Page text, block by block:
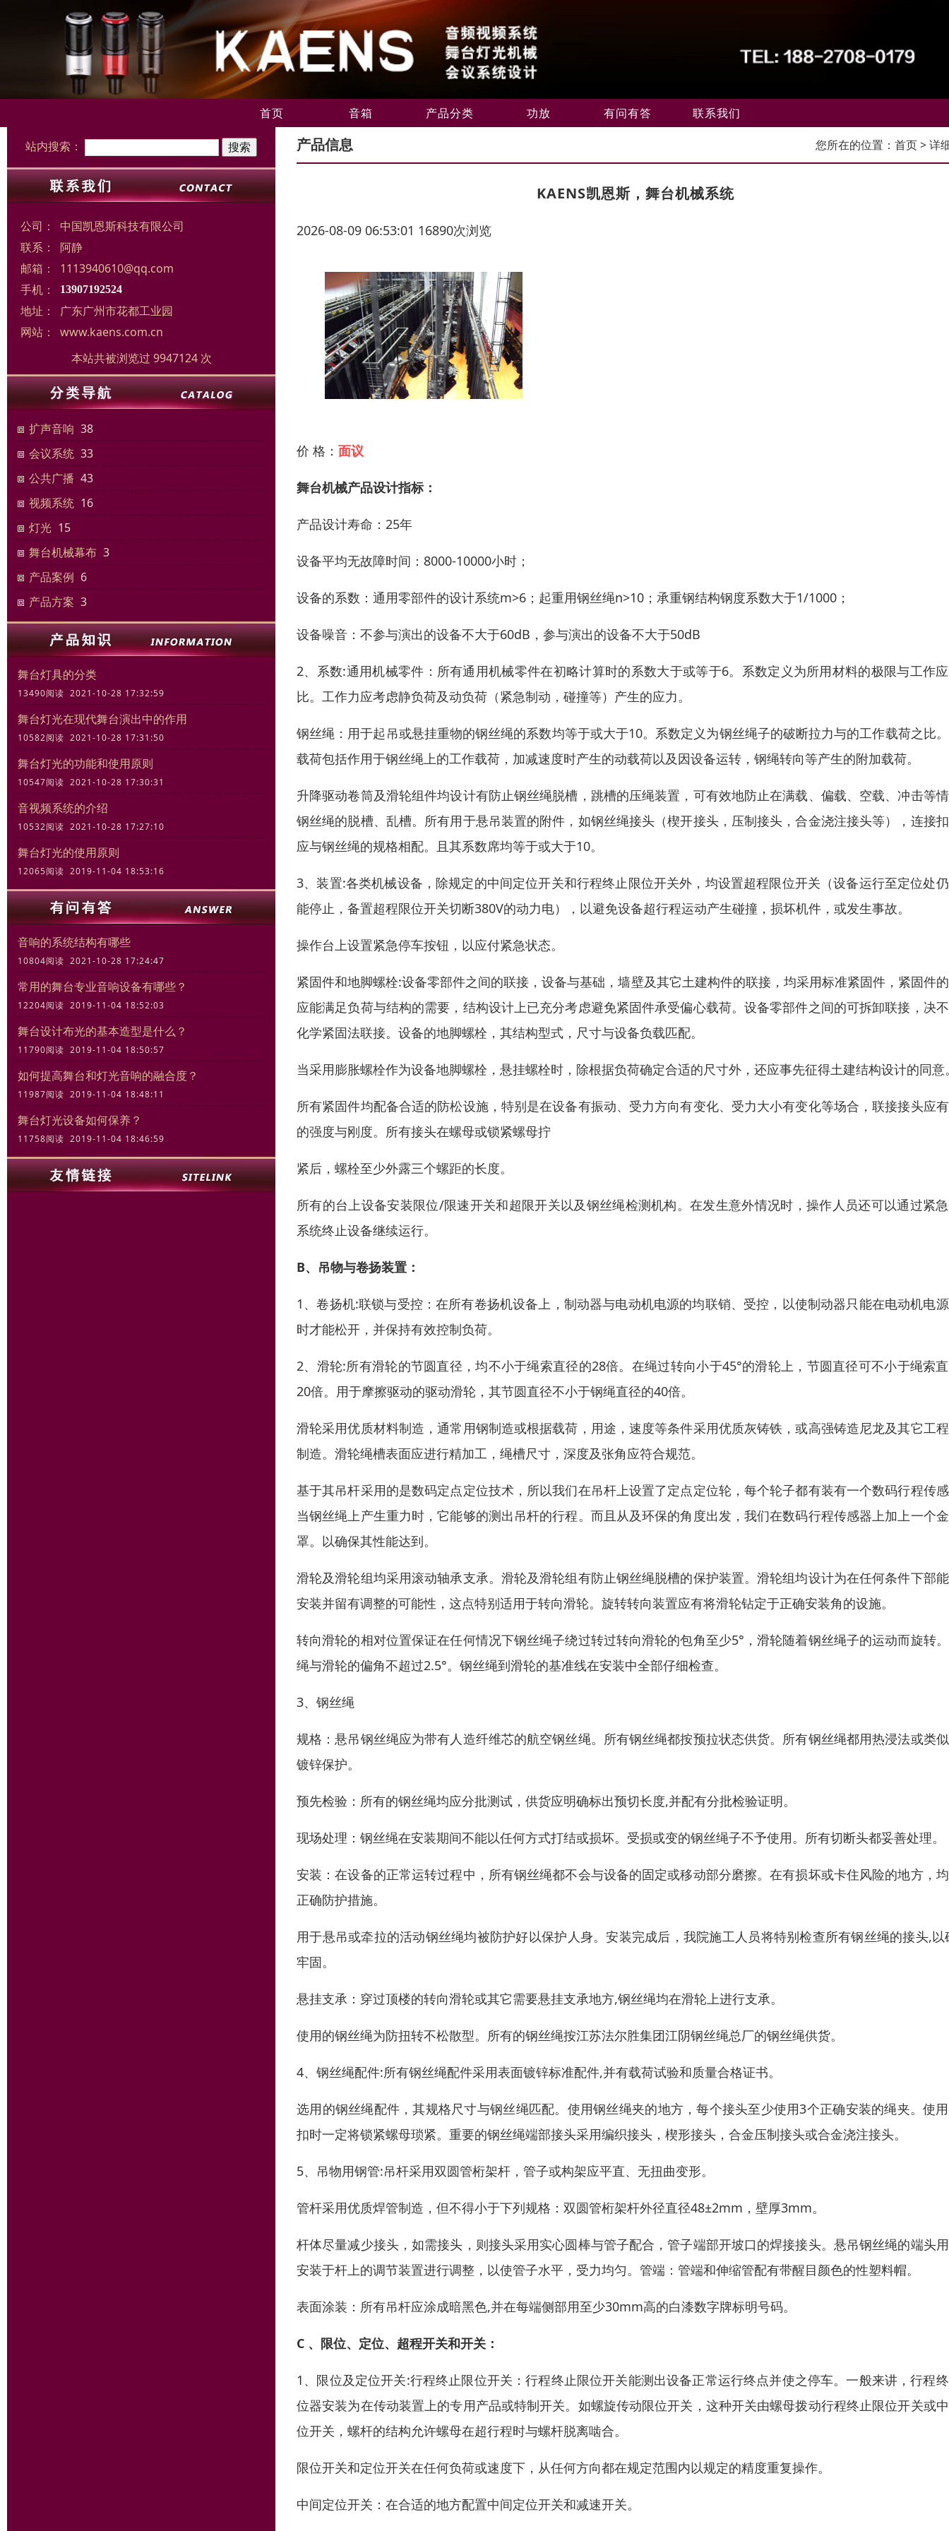
首页 音箱 产品分类 功放 有问有答 联系我们
站内搜索：
公司：
中国凯恩斯科技有限公司
联系：
阿静
邮箱：
1113940610@qq.com
手机：
13907192524
地址：
广东广州市花都工业园
网站：
www.kaens.com.cn
本站共被浏览过 9947124 次
扩声音响 38
会议系统 33
公共广播 43
视频系统 16
灯光 15
舞台机械幕布 3
产品案例 6
产品方案 3
舞台灯具的分类
13490阅读 2021-10-28 17:32:59
舞台灯光在现代舞台演出中的作用
10582阅读 2021-10-28 17:31:50
舞台灯光的功能和使用原则
10547阅读 2021-10-28 17:30:31
音视频系统的介绍
10532阅读 2021-10-28 17:27:10
舞台灯光的使用原则
12065阅读 2019-11-04 18:53:16
音响的系统结构有哪些
10804阅读 2021-10-28 17:24:47
常用的舞台专业音响设备有哪些？
12204阅读 2019-11-04 18:52:03
舞台设计布光的基本造型是什么？
11790阅读 2019-11-04 18:50:57
如何提高舞台和灯光音响的融合度？
11987阅读 2019-11-04 18:48:11
舞台灯光设备如何保养？
11758阅读 2019-11-04 18:46:59
产品信息 您所在的位置： 首页> 详
KAENS凯恩斯，舞台机械系统
2026-08-09 06:53:01 16890次浏览
价 格： 面议
舞台机械产品设计指标：
产品设计寿命：25年
设备平均无故障时间：8000-10000小时；
设备的系数：通用零部件的设计系统m>6；起重用钢丝绳n>10；承重钢结构钢度系数大于1/1000；
设备噪音：不参与演出的设备不大于60dB，参与演出的设备不大于50dB
2、系数:通用机械零件：所有通用机械零件在初略计算时的系数大于或等于6。系数定义为所用材料的极限与工作
比。工作力应考虑静负荷及动负荷（紧急制动，碰撞等）产生的应力。
钢丝绳：用于起吊或悬挂重物的钢丝绳的系数均等于或大于10。系数定义为钢丝绳子的破断拉力与的工作载荷之比
载荷包括作用于钢丝绳上的工作载荷，加减速度时产生的动载荷以及因设备运转，钢绳转向等产生的附加载荷。
升降驱动卷筒及滑轮组件均设计有防止钢丝绳脱槽，跳槽的压绳装置，可有效地防止在满载、偏载、空载、冲击等
钢丝绳的脱槽、乱槽。所有用于悬吊装置的附件，如钢丝绳接头（楔开接头，压制接头，合金浇注接头等），连接
应与钢丝绳的规格相配。且其系数席均等于或大于10。
3、装置:各类机械设备，除规定的中间定位开关和行程终止限位开关外，均设置超程限位开关（设备运行至定位处
能停止，备置超程限位开关切断380V的动力电），以避免设备超行程运动产生碰撞，损坏机件，或发生事故。
操作台上设置紧急停车按钮，以应付紧急状态。
紧固件和地脚螺栓:设备零部件之间的联接，设备与基础，墙壁及其它土建构件的联接，均采用标准紧固件，紧固件
应能满足负荷与结构的需要，结构设计上已充分考虑避免紧固件承受偏心载荷。设备零部件之间的可拆卸联接，决
化学紧固法联接。设备的地脚螺栓，其结构型式，尺寸与设备负载匹配。
当采用膨胀螺栓作为设备地脚螺栓，悬挂螺栓时，除根据负荷确定合适的尺寸外，还应事先征得土建结构设计的同意
所有紧固件均配备合适的防松设施，特别是在设备有振动、受力方向有变化、受力大小有变化等场合，联接接头应
的强度与刚度。所有接头在螺母或锁紧螺母拧
紧后，螺栓至少外露三个螺距的长度。
所有的台上设备安装限位/限速开关和超限开关以及钢丝绳检测机构。在发生意外情况时，操作人员还可以通过紧
系统终止设备继续运行。
B、吊物与卷扬装置：
1、卷扬机:联锁与受控：在所有卷扬机设备上，制动器与电动机电源的均联销、受控，以使制动器只能在电动机电
时才能松开，并保持有效控制负荷。
2、滑轮:所有滑轮的节圆直径，均不小于绳索直径的28倍。在绳过转向小于45°的滑轮上，节圆直径可不小于绳索
20倍。用于摩擦驱动的驱动滑轮，其节圆直径不小于钢绳直径的40倍。
滑轮采用优质材料制造，通常用钢制造或根据载荷，用途，速度等条件采用优质灰铸铁，或高强铸造尼龙及其它工
制造。滑轮绳槽表面应进行精加工，绳槽尺寸，深度及张角应符合规范。
基于其吊杆采用的是数码定点定位技术，所以我们在吊杆上设置了定点定位轮，每个轮子都有装有一个数码行程传
当钢丝绳上产生重力时，它能够的测出吊杆的行程。而且从及环保的角度出发，我们在数码行程传感器上加上一个
罩。以确保其性能达到。
滑轮及滑轮组均采用滚动轴承支承。滑轮及滑轮组有防止钢丝绳脱槽的保护装置。滑轮组均设计为在任何条件下部
安装并留有调整的可能性，这点特别适用于转向滑轮。旋转转向装置应有将滑轮钻定于正确安装角的设施。
转向滑轮的相对位置保证在任何情况下钢丝绳子绕过转过转向滑轮的包角至少5°，滑轮随着钢丝绳子的运动而旋转
绳与滑轮的偏角不超过2.5°。钢丝绳到滑轮的基准线在安装中全部仔细检查。
3、钢丝绳
规格：悬吊钢丝绳应为带有人造纤维芯的航空钢丝绳。所有钢丝绳都按预拉状态供货。所有钢丝绳都用热浸法或类
镀锌保护。
预先检验：所有的钢丝绳均应分批测试，供货应明确标出预切长度,并配有分批检验证明。
现场处理：钢丝绳在安装期间不能以任何方式打结或损坏。受损或变的钢丝绳子不予使用。所有切断头都妥善处理。
安装：在设备的正常运转过程中，所有钢丝绳都不会与设备的固定或移动部分磨擦。在有损坏或卡住风险的地方，
正确防护措施。
用于悬吊或牵拉的活动钢丝绳均被防护好以保护人身。安装完成后，我院施工人员将特别检查所有钢丝绳的接头,以
牢固。
悬挂支承：穿过顶楼的转向滑轮或其它需要悬挂支承地方,钢丝绳均在滑轮上进行支承。
使用的钢丝绳为防扭转不松散型。所有的钢丝绳按江苏法尔胜集团江阴钢丝绳总厂的钢丝绳供货。
4、钢丝绳配件:所有钢丝绳配件采用表面镀锌标准配件,并有载荷试验和质量合格证书。
选用的钢丝绳配件，其规格尺寸与钢丝绳匹配。使用钢丝绳夹的地方，每个接头至少使用3个正确安装的绳夹。使
扣时一定将锁紧螺母琐紧。重要的钢丝绳端部接头采用编织接头，楔形接头，合金压制接头或合金浇注接头。
5、吊物用钢管:吊杆采用双圆管桁架杆，管子或构架应平直、无扭曲变形。
管杆采用优质焊管制造，但不得小于下列规格：双圆管桁架杆外径直径48±2mm，壁厚3mm。
杆体尽量减少接头，如需接头，则接头采用实心圆棒与管子配合，管子端部开坡口的焊接接头。悬吊钢丝绳的端头
安装于杆上的调节装置进行调整，以使管子水平，受力均匀。管端：管端和伸缩管配有带醒目颜色的性塑料帽。
表面涂装：所有吊杆应涂成暗黑色,并在每端侧部用至少30mm高的白漆数字牌标明号码。
C 、限位、定位、超程开关和开关：
1、限位及定位开关:行程终止限位开关：行程终止限位开关能测出设备正常运行终点并使之停车。一般来讲，行程
位器安装为在传动装置上的专用产品或特制开关。如螺旋传动限位开关，这种开关由螺母拨动行程终止限位开关或
位开关，螺杆的结构允许螺母在超行程时与螺杆脱离啮合。
限位开关和定位开关在任何负荷或速度下，从任何方向都在规定范围内以规定的精度重复操作。
中间定位开关：在合适的地方配置中间定位开关和减速开关。